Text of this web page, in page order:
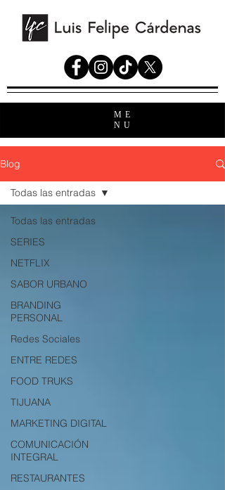
ME
NU
Blog
Todas las entradas
SERIES
NETFLIX
SABOR URBANO
BRANDING
PERSONAL
Redes Sociales
ENTRE REDES
FOOD TRUKS
TIJUANA
MARKETING DIGITAL
COMUNICACIÓN
INTEGRAL
RESTAURANTES
Todas las entradas